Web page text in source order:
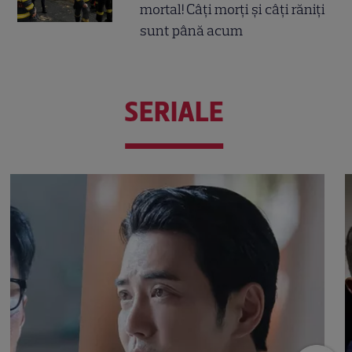
mortal! Câți morți și câți răniți
sunt până acum
SERIALE